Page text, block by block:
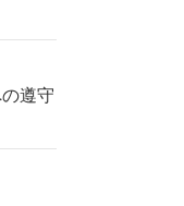
遵守